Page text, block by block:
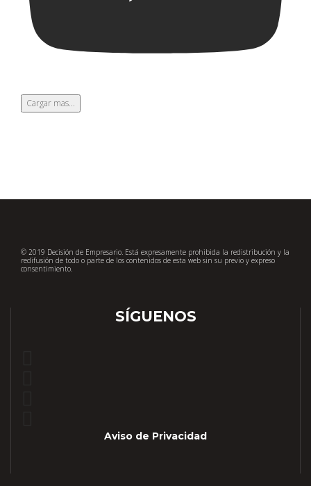
Cargar mas...
© 2019 Decisión de Empresario. Está expresamente prohibida la redistribución y la
redifusión de todo o parte de los contenidos de esta web sin su previo y expreso
consentimiento.
SÍGUENOS
Aviso de Privacidad